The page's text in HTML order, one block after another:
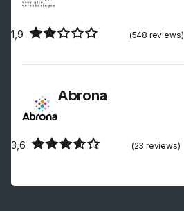
1,9 (548 reviews)
Abrona
3,6 (23 reviews)